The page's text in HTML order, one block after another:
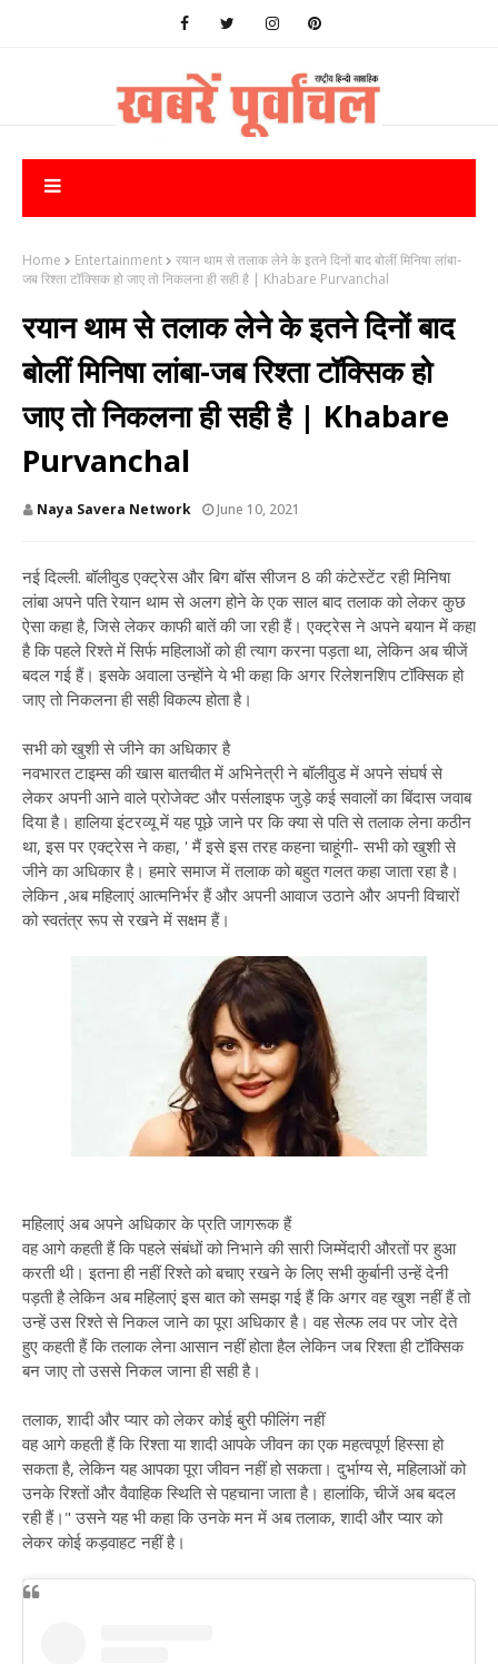
Home Entertainment
रयान थाम से तलाक लेने के इतने दिनों बाद बोलीं मिनिषा लांबा-
जब रिश्ता टॉक्सिक हो जाए तो निकलना ही सही है | Khabare Purvanchal
रयान थाम से तलाक लेने के इतने दिनों बाद
बोलीं मिनिषा लांबा-जब रिश्ता टॉक्सिक हो
जाए तो निकलना ही सही है | Khabare
Purvanchal
Naya Savera Network June 10, 2021
नई दिल्ली. बॉलीवुड एक्ट्रेस और बिग बॉस सीजन 8 की कंटेस्टेंट रही मिनिषा
लांबा अपने पति रेयान थाम से अलग होने के एक साल बाद तलाक को लेकर कुछ
ऐसा कहा है, जिसे लेकर काफी बातें की जा रही हैं। एक्ट्रेस ने अपने बयान में कहा
है कि पहले रिश्ते में सिर्फ महिलाओं को ही त्याग करना पड़ता था, लेकिन अब चीजें
बदल गई हैं। इसके अवाला उन्होंने ये भी कहा कि अगर रिलेशनशिप टॉक्सिक हो
जाए तो निकलना ही सही विकल्प होता है।
सभी को खुशी से जीने का अधिकार है
नवभारत टाइम्स की खास बातचीत में अभिनेत्री ने बॉलीवुड में अपने संघर्ष से
लेकर अपनी आने वाले प्रोजेक्ट और पर्सलाइफ जुड़े कई सवालों का बिंदास जवाब
दिया है। हालिया इंटरव्यू में यह पूछे जाने पर कि क्या से पति से तलाक लेना कठीन
था, इस पर एक्ट्रेस ने कहा, ' मैं इसे इस तरह कहना चाहूंगी- सभी को खुशी से
जीने का अधिकार है। हमारे समाज में तलाक को बहुत गलत कहा जाता रहा है।
लेकिन ,अब महिलाएं आत्मनिर्भर हैं और अपनी आवाज उठाने और अपनी विचारों
को स्वतंत्र रूप से रखने में सक्षम हैं।
महिलाएं अब अपने अधिकार के प्रति जागरूक हैं
वह आगे कहती हैं कि पहले संबंधों को निभाने की सारी जिम्मेंदारी औरतों पर हुआ
करती थी। इतना ही नहीं रिश्ते को बचाए रखने के लिए सभी कुर्बानी उन्हें देनी
पड़ती है लेकिन अब महिलाएं इस बात को समझ गई हैं कि अगर वह खुश नहीं हैं तो
उन्हें उस रिश्ते से निकल जाने का पूरा अधिकार है। वह सेल्फ लव पर जोर देते
हुए कहती हैं कि तलाक लेना आसान नहीं होता हैल लेकिन जब रिश्ता ही टॉक्सिक
बन जाए तो उससे निकल जाना ही सही है।
तलाक, शादी और प्यार को लेकर कोई बुरी फीलिंग नहीं
वह आगे कहती हैं कि रिश्ता या शादी आपके जीवन का एक महत्वपूर्ण हिस्सा हो
सकता है, लेकिन यह आपका पूरा जीवन नहीं हो सकता। दुर्भाग्य से, महिलाओं को
उनके रिश्तों और वैवाहिक स्थिति से पहचाना जाता है। हालांकि, चीजें अब बदल
रही हैं।" उसने यह भी कहा कि उनके मन में अब तलाक, शादी और प्यार को
लेकर कोई कड़वाहट नहीं है।